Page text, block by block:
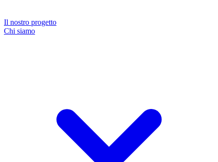
Il nostro progetto
Chi siamo